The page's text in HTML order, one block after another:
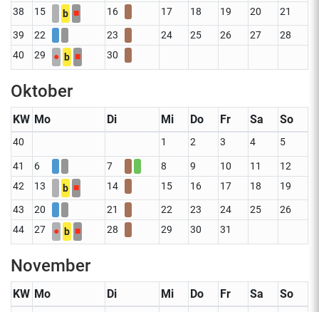
38 15 b ■ 16 17 18 19 20 21
39 22 23 24 25 26 27
28
40
29 ● b ■ 30
Oktober
KW Mo Di Mi Do Fr Sa So
40 1 2 3 4 5
41 6 7 8 9 10 11
12
42
13 b ■ 14 15 16 17 18 19
43 20 21 22 23 24 25
26
44
27 ● b ■ 28 29 30 31
November
KW Mo Di Mi Do Fr Sa So